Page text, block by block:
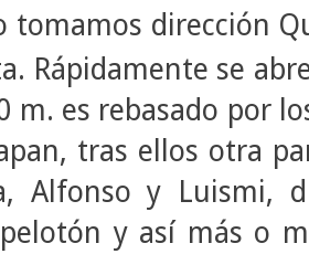
tomamos dirección
Rápidamente se
m. es rebasado por
tras ellos otra
Alfonso y Luismi,
y así más o